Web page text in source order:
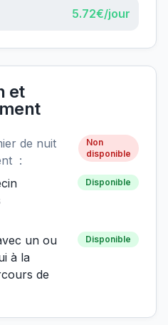
5.72€/jour
et
de nuit
:
Non
disponible
Disponible
un ou
à la
de
Disponible